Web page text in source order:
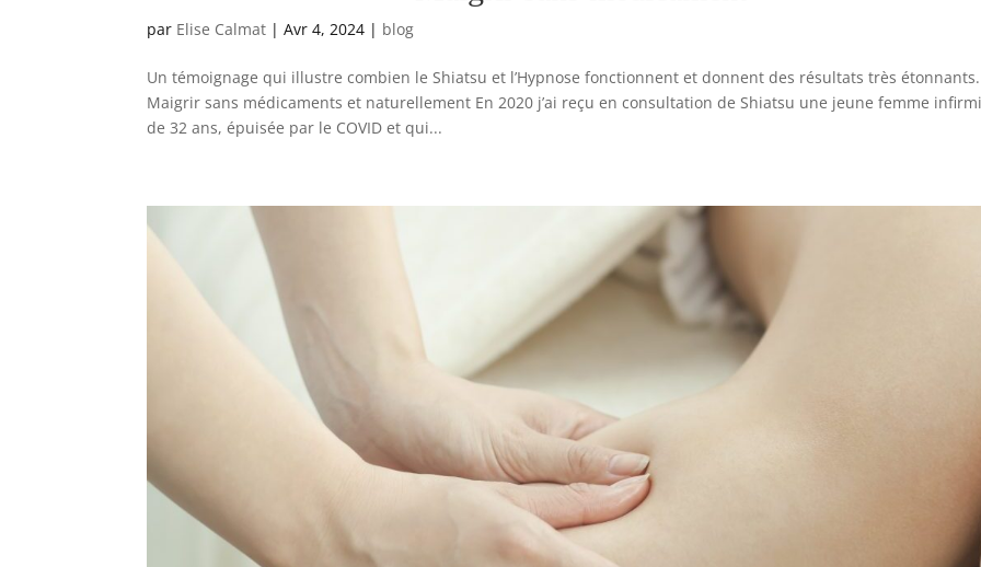
par Elise Calmat |Avr 4, 2024 | blog
Un témoignage qui illustre combien le Shiatsu et l’Hypnose fonctionnent et donnent des résultats très étonnants.
Maigrir sans médicaments et naturellement En 2020 j’ai reçu en consultation de Shiatsu une jeune femme
de 32 ans, épuisée par le COVID et qui...